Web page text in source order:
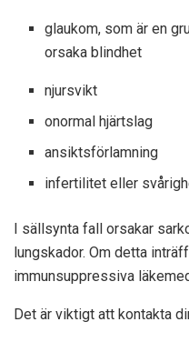
glaukom, som är en
orsaka blindhet
njursvikt
onormal hjärtslag
ansiktsförlamning
infertilitet eller
I sällsynta fall orsakar
lungskador. Om detta
immunsuppressiva
Det är viktigt att kontakta